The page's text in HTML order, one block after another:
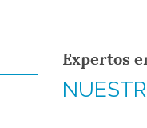
Expertos